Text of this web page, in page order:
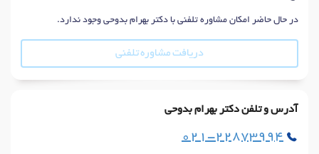
در حال حاضر امکان مشاوره تلفنی با دکتر بهرام بدوحی وجود ندارد.
دریافت مشاوره تلفنی
آدرس و تلفن دکتر بهرام بدوحی
021-22873994